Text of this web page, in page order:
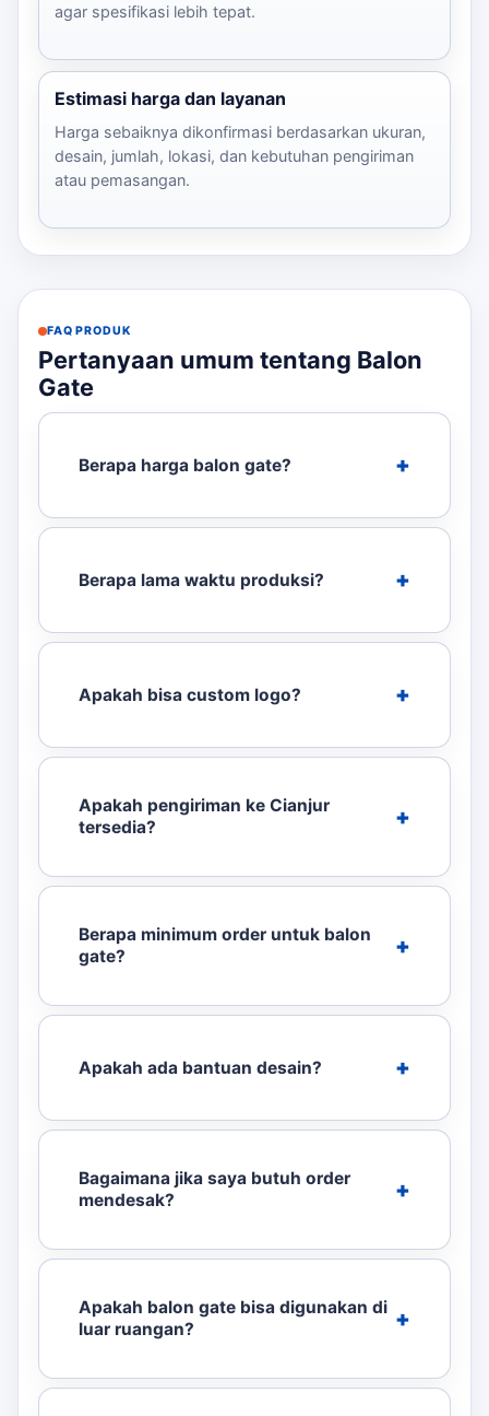
agar spesifikasi lebih tepat.
Estimasi harga dan layanan
Harga sebaiknya dikonfirmasi berdasarkan ukuran,
desain, jumlah, lokasi, dan kebutuhan pengiriman
atau pemasangan.
FAQ PRODUK
Pertanyaan umum tentang Balon
Gate
Berapa harga balon gate?
Berapa lama waktu produksi?
Apakah bisa custom logo?
Apakah pengiriman ke Cianjur
tersedia?
Berapa minimum order untuk balon
gate?
Apakah ada bantuan desain?
Bagaimana jika saya butuh order
mendesak?
Apakah balon gate bisa digunakan di
luar ruangan?